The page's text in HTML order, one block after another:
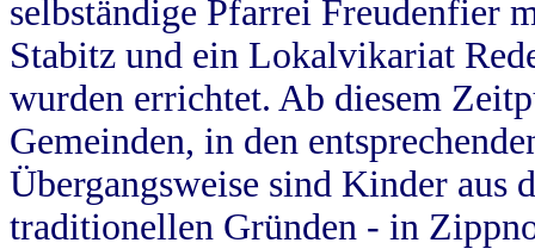
selbständige Pfarrei Freudenfier
Stabitz und ein Lokalvikariat
wurden errichtet. Ab diesem
Gemeinden, in den
Übergangsweise sind Kinder aus
traditionellen Gründen - in